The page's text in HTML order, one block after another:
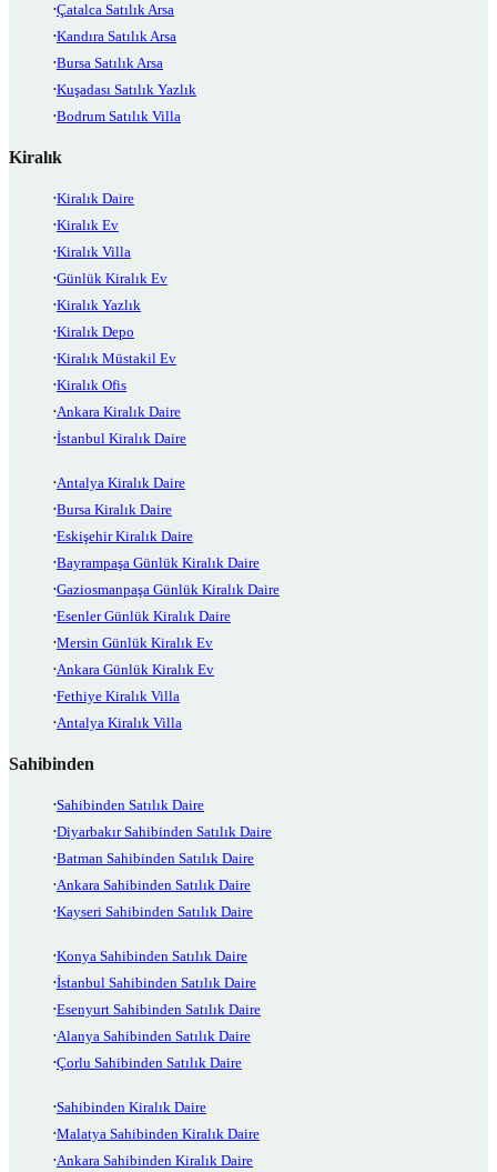
Çatalca Satılık Arsa
Kandıra Satılık Arsa
Bursa Satılık Arsa
Kuşadası Satılık Yazlık
Bodrum Satılık Villa
Kiralık
Kiralık Daire
Kiralık Ev
Kiralık Villa
Günlük Kiralık Ev
Kiralık Yazlık
Kiralık Depo
Kiralık Müstakil Ev
Kiralık Ofis
Ankara Kiralık Daire
İstanbul Kiralık Daire
Antalya Kiralık Daire
Bursa Kiralık Daire
Eskişehir Kiralık Daire
Bayrampaşa Günlük Kiralık Daire
Gaziosmanpaşa Günlük Kiralık Daire
Esenler Günlük Kiralık Daire
Mersin Günlük Kiralık Ev
Ankara Günlük Kiralık Ev
Fethiye Kiralık Villa
Antalya Kiralık Villa
Sahibinden
Sahibinden Satılık Daire
Diyarbakır Sahibinden Satılık Daire
Batman Sahibinden Satılık Daire
Ankara Sahibinden Satılık Daire
Kayseri Sahibinden Satılık Daire
Konya Sahibinden Satılık Daire
İstanbul Sahibinden Satılık Daire
Esenyurt Sahibinden Satılık Daire
Alanya Sahibinden Satılık Daire
Çorlu Sahibinden Satılık Daire
Sahibinden Kiralık Daire
Malatya Sahibinden Kiralık Daire
Ankara Sahibinden Kiralık Daire